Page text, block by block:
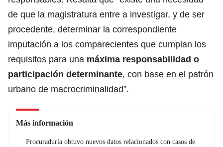
de que la magistratura entre a investigar, y de ser
procedente, determinar la correspondiente
imputación a los comparecientes que cumplan los
requisitos para una máxima responsabilidad o
participación determinante, con base en el patrón
urbano de macrocriminalidad”.
Más información
Procuraduría obtuvo nuevos datos relacionados con casos de